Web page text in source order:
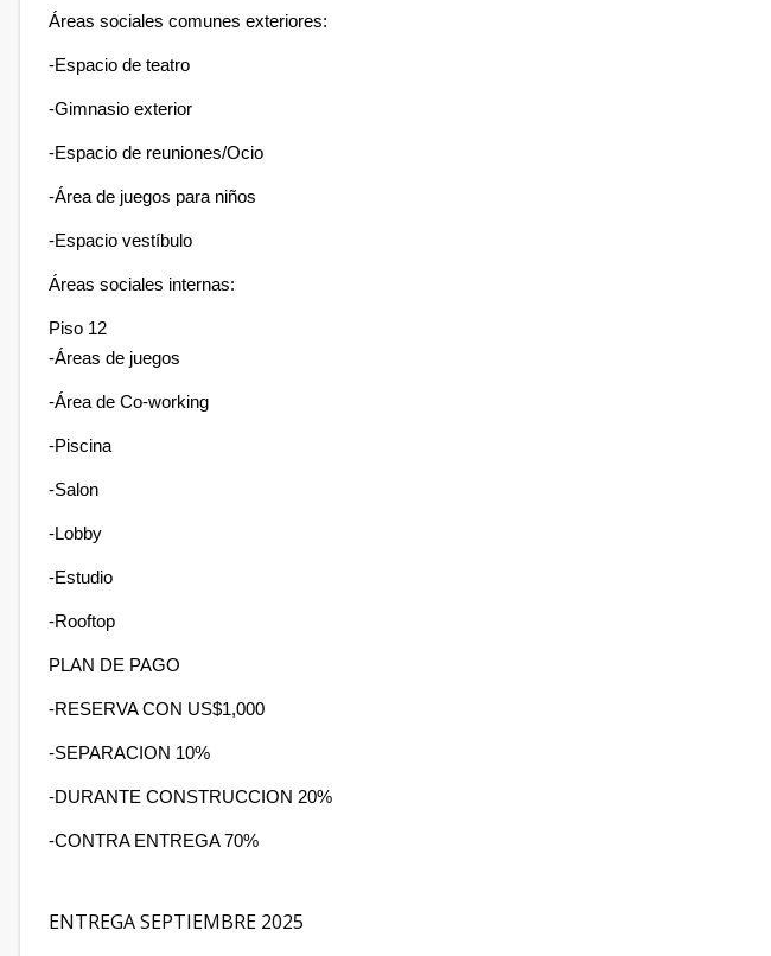
Áreas sociales comunes exteriores:
-Espacio de teatro
-Gimnasio exterior
-Espacio de reuniones/Ocio
-Área de juegos para niños
-Espacio vestíbulo
Áreas sociales internas:
Piso 12
-Áreas de juegos
-Área de Co-working
-Piscina
-Salon
-Lobby
-Estudio
-Rooftop
PLAN DE PAGO
-RESERVA CON US$1,000
-SEPARACION 10%
-DURANTE CONSTRUCCION 20%
-CONTRA ENTREGA 70%
ENTREGA SEPTIEMBRE 2025